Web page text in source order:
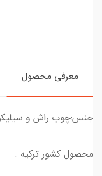
معرفی محصول
جنس:چوب راش و
محصول کشور ترکیه .